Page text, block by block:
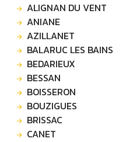
ALIGNAN DU VENT
ANIANE
AZILLANET
BALARUC LES BAINS
BEDARIEUX
BESSAN
BOISSERON
BOUZIGUES
BRISSAC
CANET